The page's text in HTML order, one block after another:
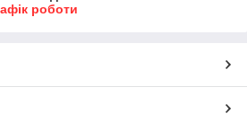
роботи